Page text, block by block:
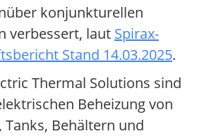
konjunkturellen
verbessert, laut Spirax-
Stand 14.03.2025.
Thermal Solutions sind
Beheizung von
Tanks, Behältern und